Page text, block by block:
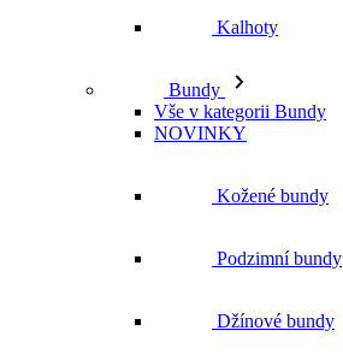
Kalhoty
Bundy
Vše v kategorii Bundy
NOVINKY
Kožené bundy
Podzimní bundy
Džínové bundy